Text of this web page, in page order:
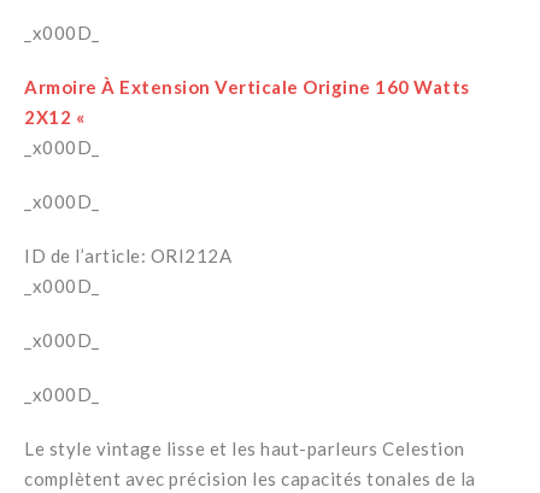
_x000D_
Armoire À Extension Verticale Origine 160 Watts
2X12 «
_x000D_
_x000D_
ID de l’article: ORI212A
_x000D_
_x000D_
_x000D_
Le style vintage lisse et les haut-parleurs Celestion
complètent avec précision les capacités tonales de la